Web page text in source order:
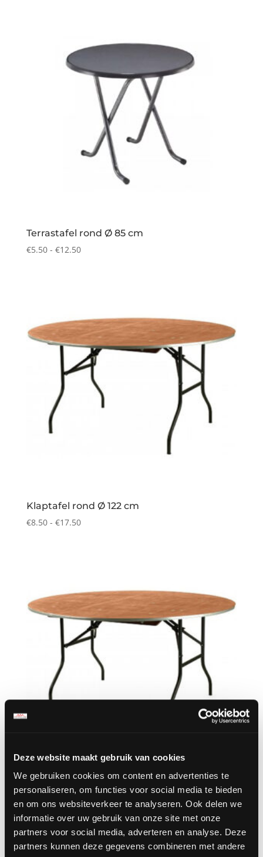
Deze website maakt gebruik van cookies
We gebruiken cookies om content en advertenties te
personaliseren, om functies voor social media te bieden
en om ons websiteverkeer te analyseren. Ook delen we
informatie over uw gebruik van onze site met onze
partners voor social media, adverteren en analyse. Deze
partners kunnen deze gegevens combineren met andere
Terrastafel rond Ø 85 cm
€5.50 - €12.50Prijsklasse:
Klaptafel rond Ø 122 cm
€8.50 - €17.50Prijsklasse:
Klaptafel rond Ø 152 cm
€11.50 - €23.00Prijsklasse:
€11.50
tot
€23.00